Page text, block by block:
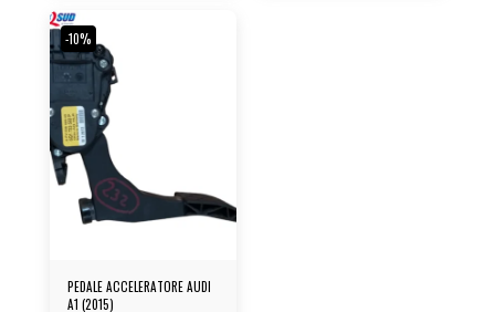
-10%
PEDALE ACCELERATORE AUDI
A1 (2015)